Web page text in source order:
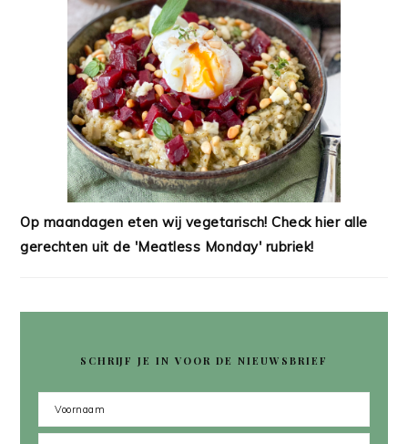
Op maandagen eten wij vegetarisch! Check hier alle
gerechten uit de 'Meatless Monday' rubriek!
SCHRIJF JE IN VOOR DE NIEUWSBRIEF